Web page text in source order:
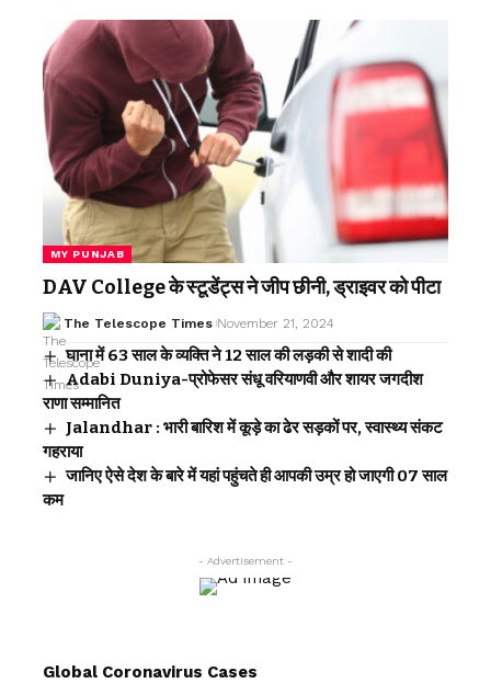
MY PUNJAB
DAV College के स्टूडेंट्स ने जीप छीनी, ड्राइवर को पीटा
The Telescope Times November 21, 2024
घाना में 63 साल के व्यक्ति ने 12 साल की लड़की से शादी की
Adabi Duniya-प्रोफेसर संधू वरियाणवी और शायर जगदीश
राणा सम्मानित
Jalandhar : भारी बारिश में कूड़े का ढेर सड़कों पर, स्वास्थ्य संकट
गहराया
जानिए ऐसे देश के बारे में यहां पहुंचते ही आपकी उम्र हो जाएगी 07 साल
कम
- Advertisement -
Global Coronavirus Cases